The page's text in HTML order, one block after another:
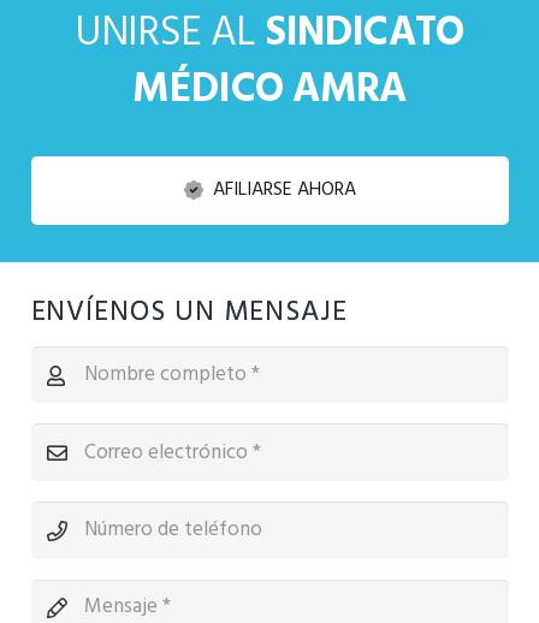
UNIRSE ALSINDICATO
MÉDICO AMRA
AFILIARSE AHORA
ENVÍENOS UN MENSAJE